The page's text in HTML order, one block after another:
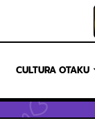
CULTURA OTAKU